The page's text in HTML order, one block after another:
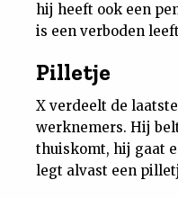
hij heeft ook een
is een verboden
Pilletje
X verdeelt de
werknemers. Hij
thuiskomt, hij gaat
legt alvast een